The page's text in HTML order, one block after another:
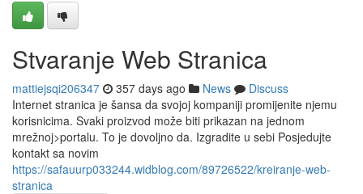
Stvaranje Web Stranica
mattiejsqi206347 357 days ago News
Discuss
Internet stranica je šansa da svojoj kompaniji promijenite njemu
korisnicima. Svaki proizvod može biti prikazan na jednom
mrežnoj>portalu. To je dovoljno da. Izgradite u sebi Posjedujte
kontakt sa novim
https://safauurp033244.widblog.com/89726522/kreiranje-web-
stranica